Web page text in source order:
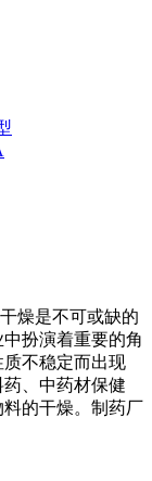
燥是不可或缺的
扮演着重要的角
不稳定而出现
、中药材保健
的干燥。制药厂